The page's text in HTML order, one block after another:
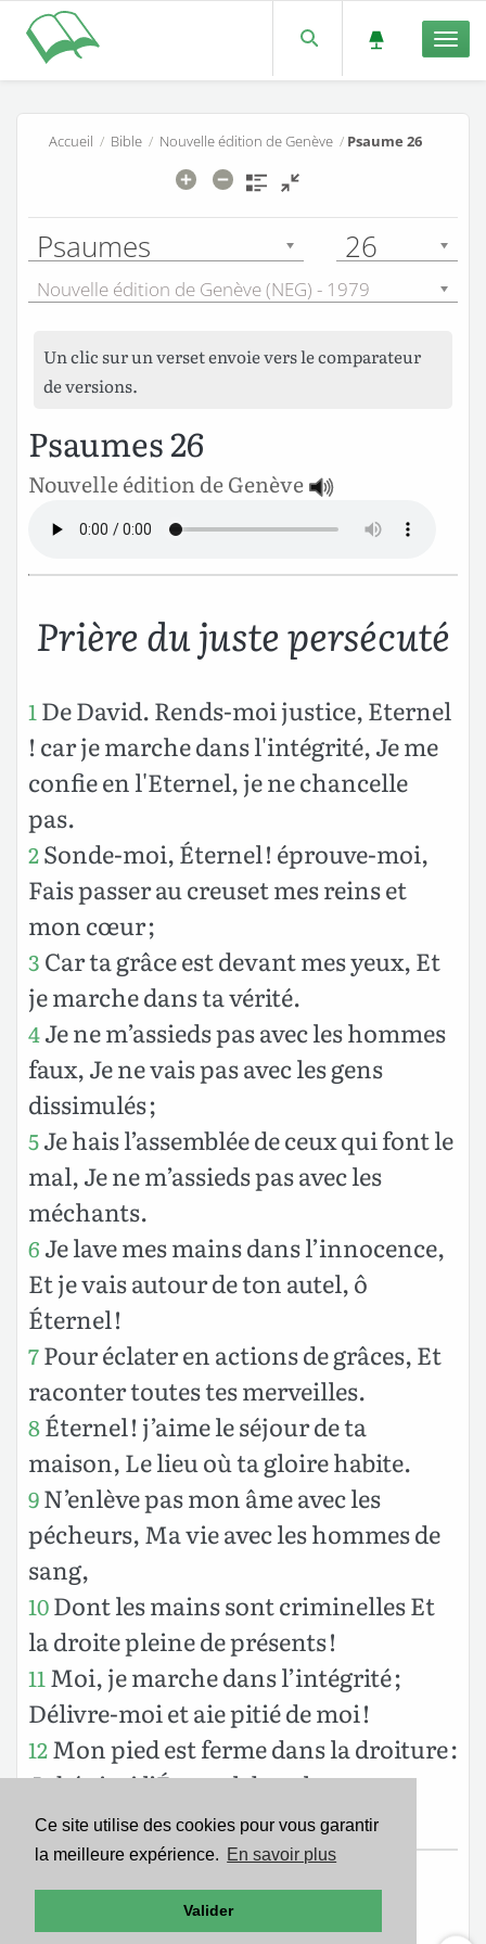
Ce site utilise des cookies pour vous garantir
la meilleure expérience. En savoir plus
Valider
Accueil / Bible / Nouvelle édition de Genève / Psaume 26
Psaumes 26
Nouvelle édition de Genève (NEG) - 1979
Un clic sur un verset envoie vers le comparateur
de versions.
Psaumes 26
Nouvelle édition de Genève
Prière du juste persécuté
1 De David. Rends-moi justice, Eternel
! car je marche dans l'intégrité, Je me
confie en l'Eternel, je ne chancelle
pas.
2Sonde-moi, Éternel ! éprouve-moi,
Fais passer au creuset mes reins et
mon cœur ;
3 Car ta grâce est devant mes yeux, Et
je marche dans ta vérité.
4Je ne m’assieds pas avec les hommes
faux, Je ne vais pas avec les gens
dissimulés ;
5Je hais l’assemblée de ceux qui font le
mal, Je ne m’assieds pas avec les
méchants.
6 Je lave mes mains dans l’innocence,
Et je vais autour de ton autel, ô
Éternel !
7Pour éclater en actions de grâces, Et
raconter toutes tes merveilles.
8Éternel ! j’aime le séjour de ta
maison, Le lieu où ta gloire habite.
9N’enlève pas mon âme avec les
pécheurs, Ma vie avec les hommes de
sang,
10Dont les mains sont criminelles Et
la droite pleine de présents !
11 Moi, je marche dans l’intégrité ;
Délivre-moi et aie pitié de moi !
12Mon pied est ferme dans la droiture :
Je bénirai l’Éternel dans les
assemblées.
Texte de la Nouvelle Édition de Genève
Copyright ©1979Société Biblique de Genève